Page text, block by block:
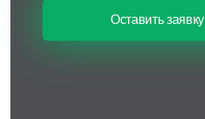
Оставить заявку